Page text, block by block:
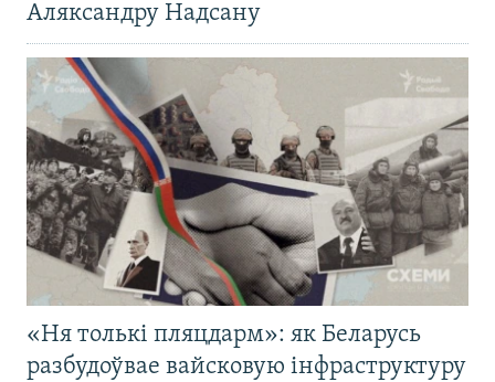
Аляксандру Надсану
«Ня толькі пляцдарм»: як Беларусь
разбудоўвае вайсковую інфраструктуру